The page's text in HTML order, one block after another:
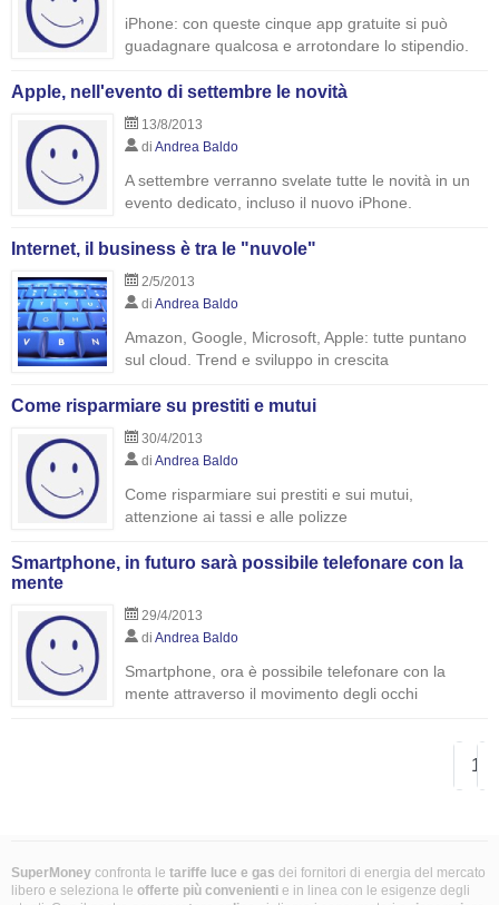
iPhone: con queste cinque app gratuite si può
guadagnare qualcosa e arrotondare lo stipendio.
Apple, nell'evento di settembre le novità
13/8/2013
di Andrea Baldo
A settembre verranno svelate tutte le novità in un
evento dedicato, incluso il nuovo iPhone.
Internet, il business è tra le "nuvole"
2/5/2013
di Andrea Baldo
Amazon, Google, Microsoft, Apple: tutte puntano
sul cloud. Trend e sviluppo in crescita
Come risparmiare su prestiti e mutui
30/4/2013
di Andrea Baldo
Come risparmiare sui prestiti e sui mutui,
attenzione ai tassi e alle polizze
Smartphone, in futuro sarà possibile telefonare con la
mente
29/4/2013
di Andrea Baldo
Smartphone, ora è possibile telefonare con la
mente attraverso il movimento degli occhi
1
SuperMoney confronta le tariffe luce e gas dei fornitori di energia del mercato
libero e seleziona le offerte più convenienti e in linea con le esigenze degli